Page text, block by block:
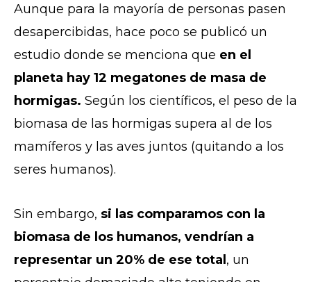
Aunque para la mayoría de personas pasen
desapercibidas, hace poco se publicó un
estudio donde se menciona que en el
planeta hay 12 megatones de masa de
hormigas. Según los científicos, el peso de la
biomasa de las hormigas supera al de los
mamíferos y las aves juntos (quitando a los
seres humanos).
Sin embargo, si las comparamos con la
biomasa de los humanos, vendrían a
representar un 20% de ese total , un